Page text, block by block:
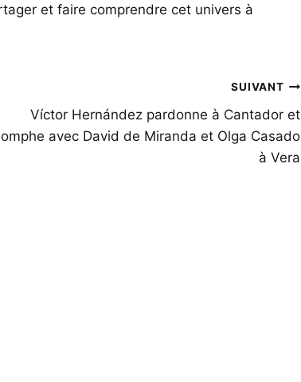
et faire comprendre cet univers à
SUIVANT
Víctor Hernández pardonne à Cantador et
avec David de Miranda et Olga Casado
à Vera